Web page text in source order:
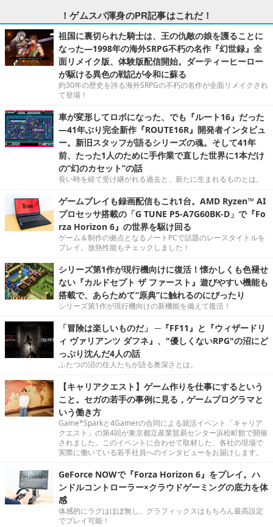
！ゲムスパ渾身のPR記事はこれだ！
祖国に裏切られた騎士は、王の仇敵の娘を護ることに
なった―1998年の海外SRPG不朽の名作『幻世録』全
面リメイク版、体験版配信開始。ダーティーヒーロー
が駆ける異色の戦記が令和に蘇る
約30年の歴史を誇る海外SRPGの不朽の名作が全面リメイクされ
て登場！
車が変形してロボになった、でも『ルート16』だった
―41年ぶり完全新作『ROUTE16R』開発者インタビュ
ー。新旧スタッフが語るシリーズの魂。そして41年
前、たった1人のために手作業で直した世界に1本だけ
の“幻のカセット”の話
長い時を経て受け継がれる過去と、新たに生まれるものとは。
ゲームプレイも録画配信もこれ1台。AMD Ryzen™ AI
プロセッサ搭載の「G TUNE P5-A7G60BK-D」で『Fo
rza Horizon 6』の世界を駆け回る
ゲーム＆制作の拠点となるノートPCで話題のレースタイトルを
プレイ。放熱性能もチェックしました！
シリーズ第1作が現行機向けに復活！懐かしくも色褪せ
ない『カルドセプト ザ ファースト』遊びやすい機能も
搭載で、あらためて“原典”に触れるのにぴったり
シリーズ第1作が現行機向けの新機能を備えて復活！
「冒険は楽しいものだ」 ─『FF11』と『ウィザードリ
ィ ヴァリアンツ ダフネ』、"優しくないRPG"の沼にど
っぷり沈んだ4人の話
ふたつの沼の住人たちが語る奥深さとは。
【キャリアクエスト】ゲーム作りを仕事にするという
こと。セガの若手の事例に見る，ゲームプログラマと
いう働き方
Game*Sparkと4Gamerの合同による就活イベント「キャリア
クエスト」の第4回が東京都立産業貿易センター浜松町館で開催
されました。このイベントに合わせて取材した、各社の現場で
実際に働いている若手社員へのインタビューをお届けします。
GeForce NOWで『Forza Horizon 6』をプレイ。ハ
ンドルコントローラー×クラウドゲーミングの底力を体
感
体感的にラグはほぼ無し。グラフィックスはもちろん最高設定
でプレイ可能！